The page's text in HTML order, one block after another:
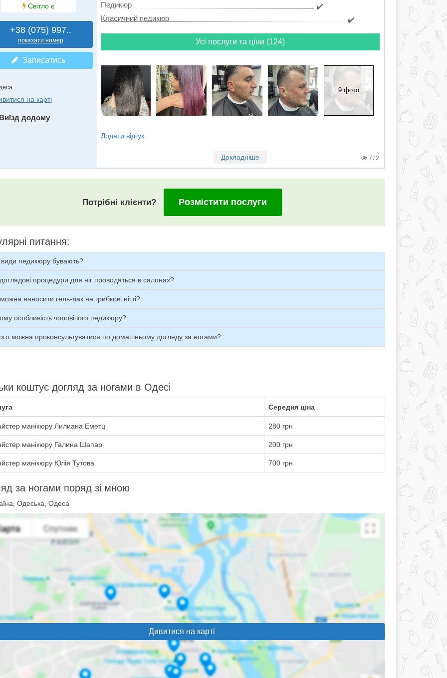
Світло є
+38 (075) 997..
показати номер
Записатись
на карті
додому
Педикюр
✔️
Класичний педикюр
✔️
Усі послуги та ціни (124)
9 фото
Додати відгук
Докладніше 772
Потрібні клієнти? Розмістити послуги
питання:
види педикюру бувають?
процедури для ніг проводяться в салонах?
наносити гель-лак на грибкові нігті?
особливість чоловічого педикюру?
можна проконсультуватися по домашньому догляду за ногами?
коштує догляд за ногами в Одесі
Середня ціна
манікюру Лилиана Еметц 280 грн
манікюру Галина Шапар 200 грн
манікюру Юлія Тутова 700 грн
за ногами поряд зі мною
Одеська, Одеса
Дивитися на карті